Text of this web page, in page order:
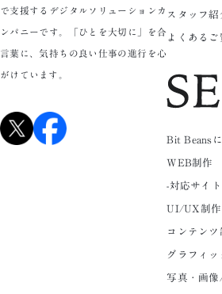
で支援するデジタルソリューションカ
ンパニーです。「ひとを大切に」を合
言葉に、気持ちの良い仕事の進行を心
がけています。
スタッフ紹
よくあるご
Bit Beans
WEB制作
-対応サイ
UI/UX制作
コンテンツ
グラフィッ
写真・画